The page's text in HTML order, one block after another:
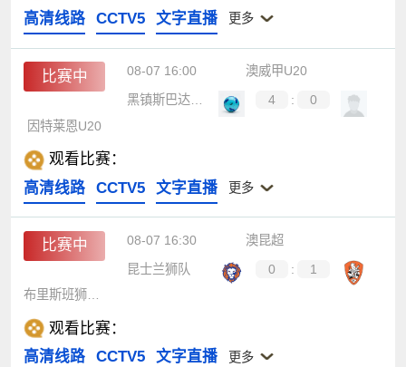
高清线路
CCTV5 文字直播 更多
比赛中 08-07 16:00
澳威甲U20
黑镇斯巴达U20
4 :
0
因特莱恩U20
观看比赛：
高清线路
CCTV5 文字直播 更多
比赛中 08-07 16:30
澳昆超
昆士兰狮队
0 :
1
布里斯班狮吼青年队
观看比赛：
高清线路
CCTV5 文字直播 更多